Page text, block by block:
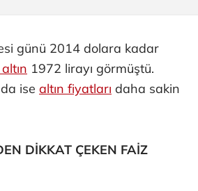
günü 2014 dolara kadar
1972 lirayı görmüştü.
ise altın fiyatları daha sakin
DİKKAT ÇEKEN FAİZ